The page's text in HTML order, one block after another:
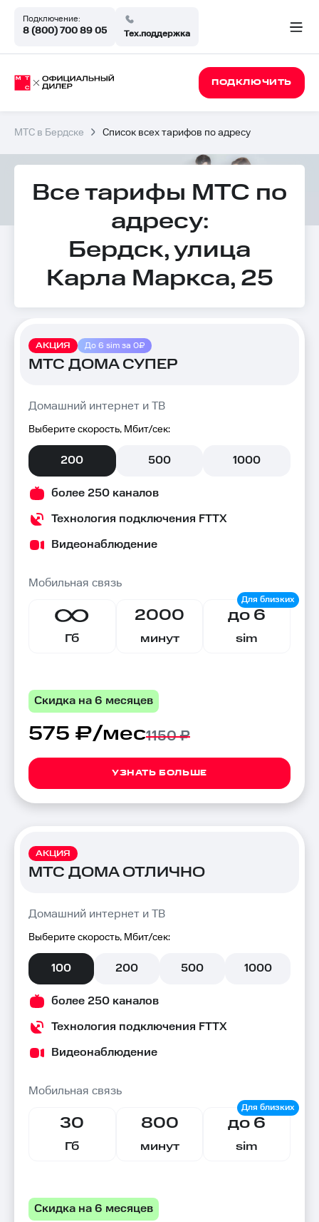
Подключение:
8 (800) 700 89 05 Тех.поддержка
ПОДКЛЮЧИТЬ
МТС в Бердске Список всех тарифов по адресу
Все тарифы МТС по
адресу:
Бердск, улица
Карла Маркса, 25
АКЦИЯ До 6 sim за 0₽
МТС ДОМА СУПЕР
Домашний интернет и ТВ
Выберите скорость, Мбит/сек:
200 500 1000
более 250 каналов
Технология подключения FTTX
Видеонаблюдение
Мобильная связь
Гб
2000
минут
до 6
sim
Скидка на 6 месяцев
575 ₽/мес1150 ₽
УЗНАТЬ БОЛЬШЕ
АКЦИЯ
МТС ДОМА ОТЛИЧНО
Домашний интернет и ТВ
Выберите скорость, Мбит/сек:
100 200 500 1000
более 250 каналов
Технология подключения FTTX
Видеонаблюдение
Мобильная связь
30
Гб
800
минут
до 6
sim
Скидка на 6 месяцев